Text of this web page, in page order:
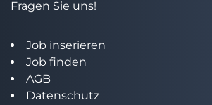
Fragen Sie uns!
Job inserieren
Job finden
AGB
Datenschutz